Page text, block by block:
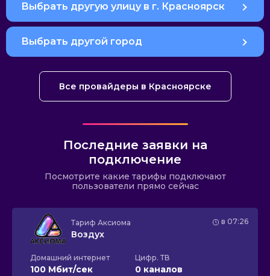
Выбрать другую улицу в г. Красноярск
Выбрать другой город
Все провайдеры в Красноярске
Последние заявки на
подключение
Посмотрите какие тарифы подключают
пользователи прямо сейчас
в 07:26
Тариф Аксиома
Воздух
Домашний интернет
100 Мбит/сек
Цифр. ТВ
0 каналов